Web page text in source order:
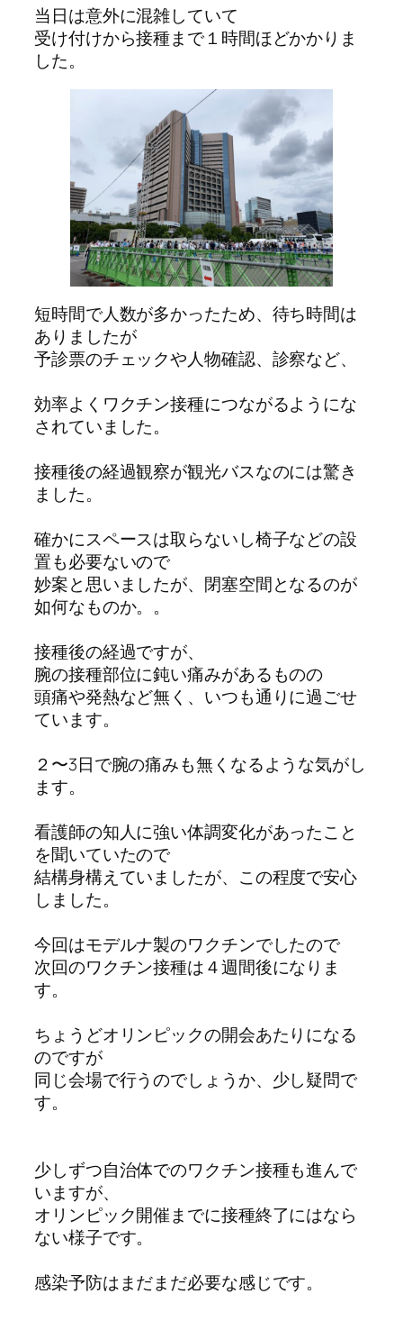
当日は意外に混雑していて
受け付けから接種まで１時間ほどかかりま
した。
短時間で人数が多かったため、待ち時間は
ありましたが
予診票のチェックや人物確認、診察など、
効率よくワクチン接種につながるようにな
されていました。
接種後の経過観察が観光バスなのには驚き
ました。
確かにスペースは取らないし椅子などの設
置も必要ないので
妙案と思いましたが、閉塞空間となるのが
如何なものか。。
接種後の経過ですが、
腕の接種部位に鈍い痛みがあるものの
頭痛や発熱など無く、いつも通りに過ごせ
ています。
２〜3日で腕の痛みも無くなるような気がし
ます。
看護師の知人に強い体調変化があったこと
を聞いていたので
結構身構えていましたが、この程度で安心
しました。
今回はモデルナ製のワクチンでしたので
次回のワクチン接種は４週間後になりま
す。
ちょうどオリンピックの開会あたりになる
のですが
同じ会場で行うのでしょうか、少し疑問で
す。
少しずつ自治体でのワクチン接種も進んで
いますが、
オリンピック開催までに接種終了にはなら
ない様子です。
感染予防はまだまだ必要な感じです。